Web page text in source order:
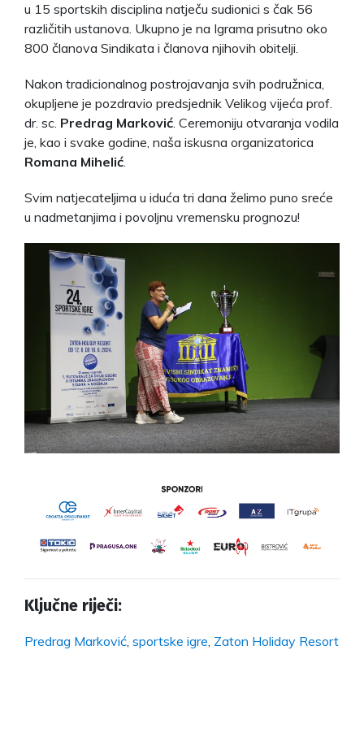
u 15 sportskih disciplina natječu sudionici s čak 56
različitih ustanova. Ukupno je na Igrama prisutno oko
800 članova Sindikata i članova njihovih obitelji.
Nakon tradicionalnog postrojavanja svih podružnica,
okupljene je pozdravio predsjednik Velikog vijeća prof.
dr. sc. Predrag Marković. Ceremoniju otvaranja vodila
je, kao i svake godine, naša iskusna organizatorica
Romana Mihelić.
Svim natjecateljima u iduća tri dana želimo puno sreće
u nadmetanjima i povoljnu vremensku prognozu!
Ključne riječi:
Predrag Marković sportske igre Zaton Holiday Resort